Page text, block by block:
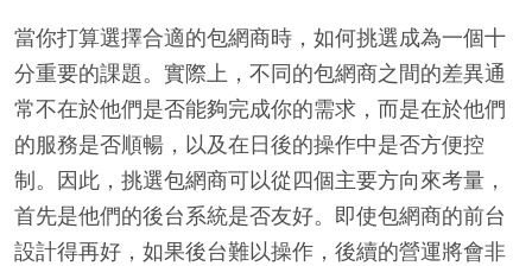
當你打算選擇合適的包網商時，如何挑選成為一個十
分重要的課題。實際上，不同的包網商之間的差異通
常不在於他們是否能夠完成你的需求，而是在於他們
的服務是否順暢，以及在日後的操作中是否方便控
制。因此，挑選包網商可以從四個主要方向來考量，
首先是他們的後台系統是否友好。即使包網商的前台
設計得再好，如果後台難以操作，後續的營運將會非